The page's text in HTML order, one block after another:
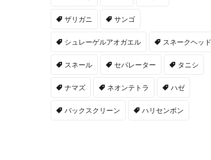
ザリガニ サンゴ
シュレーゲルアオガエル スネークヘッド
スネール セパレーター タニシ
ナマズ ネオンテトラ ハゼ
バックスクリーン ハリセンボン